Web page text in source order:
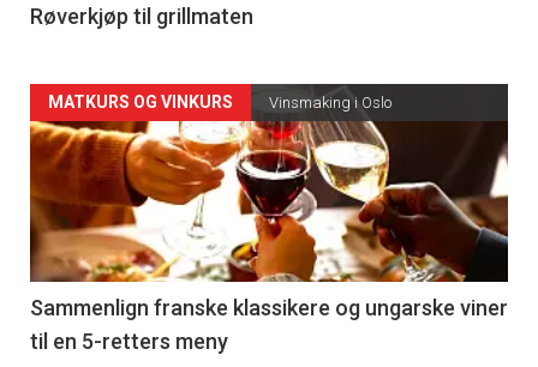
4
Røverkjøp til grillmaten
Forsiden
akkurat
nå
-
5
MATKURS OG VINKURS Vinsmaking i Oslo
Sammenlign franske klassikere og ungarske viner
til en 5-retters meny